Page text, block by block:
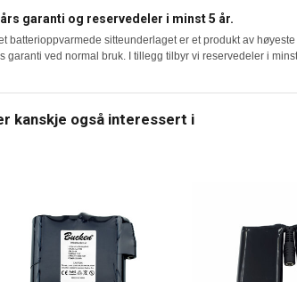
garanti og reservedeler i minst 5 år.
batterioppvarmede sitteunderlaget er et produkt av
garanti ved normal bruk. I tillegg tilbyr vi reservedeler i
kanskje også interessert i